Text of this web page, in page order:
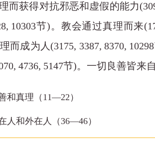
而获得对抗邪恶和虚假的能力
10303节)。教会通过真理而来
而成为人(3175, 3387, 8370,
4736, 5147节)。一切良善皆来
和真理（11—22）
人和外在人（36—46）